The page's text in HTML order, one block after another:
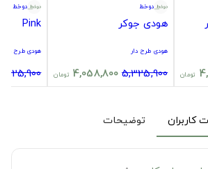
تومان
دوخط
هودی جوکر
هودی طرح دار
5,325,900
4,058,800 تومان
دوخط
Pink
هودی طرح دار
کاربران توضیحات